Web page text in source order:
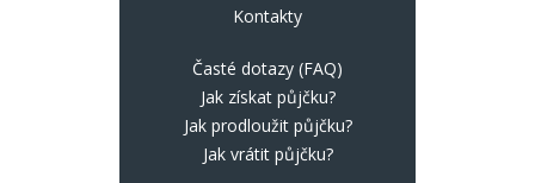
Kontakty
Časté dotazy (FAQ)
Jak získat půjčku?
Jak prodloužit půjčku?
Jak vrátit půjčku?